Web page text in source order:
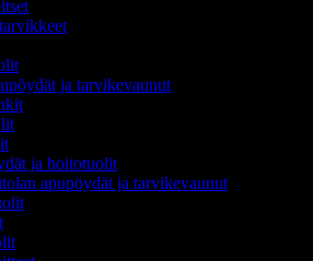
ja tarvikevaunut
ja hoitotuolit
apupöydät ja tarvikevaunut